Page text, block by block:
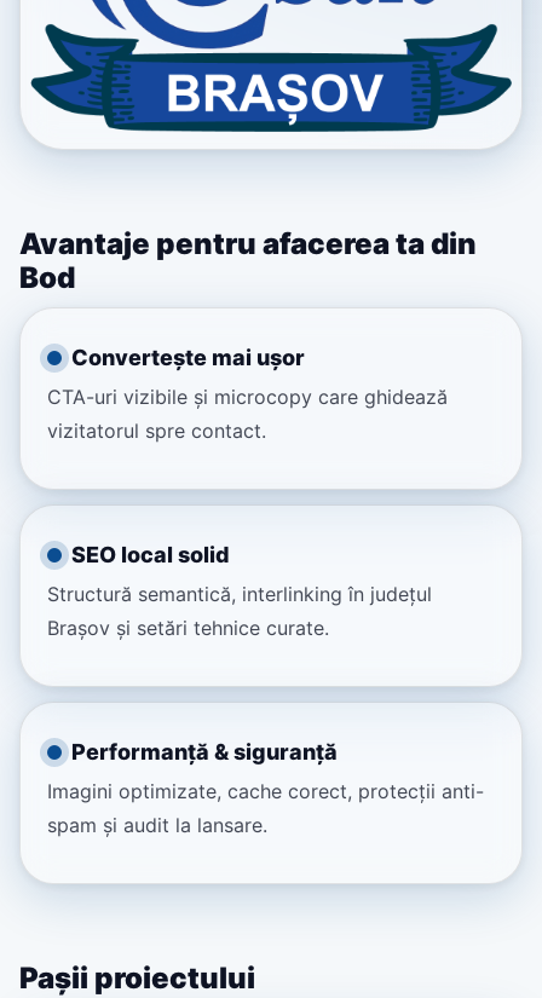
Avantaje pentru afacerea ta din
Bod
Convertește mai ușor
CTA-uri vizibile și microcopy care ghidează
vizitatorul spre contact.
SEO local solid
Structură semantică, interlinking în județul
Brașov și setări tehnice curate.
Performanță & siguranță
Imagini optimizate, cache corect, protecții anti-
spam și audit la lansare.
Pașii proiectului